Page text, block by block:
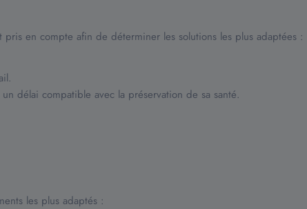
en compte afin de déterminer les solutions les plus adaptées :
délai compatible avec la préservation de sa santé.
les plus adaptés :